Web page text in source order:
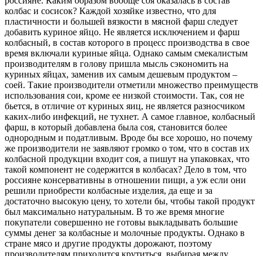
колбас и сосисок? Каждой хозяйке известно, что для
пластичности и большей вязкости в мясной фарш следует
добавить куриное яйцо. Не является исключением и фарш
колбасный, в состав которого в процесс производства в свое
время включали куриные яйца. Однако самым смекалистым
производителям в голову пришла мысль сэкономить на
куриных яйцах, заменив их самым дешевым продуктом –
соей. Такие производители отметили множество преимуществ
использования сои, кроме ее низкой стоимости. Так, соя не
бьется, в отличие от куриных яиц, не является разносчиком
каких-либо инфекций, не тухнет. А самое главное, колбасный
фарш, в который добавлена была соя, становится более
однородным и податливым. Вроде бы все хорошо, но почему
же производители не заявляют громко о том, что в состав их
колбасной продукции входит соя, а пишут на упаковках, что
такой компонент не содержится в колбасах? Дело в том, что
россияне консервативны в отношении пищи, а уж если они
решили приобрести колбасные изделия, да еще и за
достаточно высокую цену, то хотели бы, чтобы такой продукт
был максимально натуральным. В то же время многие
покупатели совершенно не готовы выкладывать большие
суммы денег за колбасные и молочные продукты. Однако в
стране мясо и другие продукты дорожают, поэтому